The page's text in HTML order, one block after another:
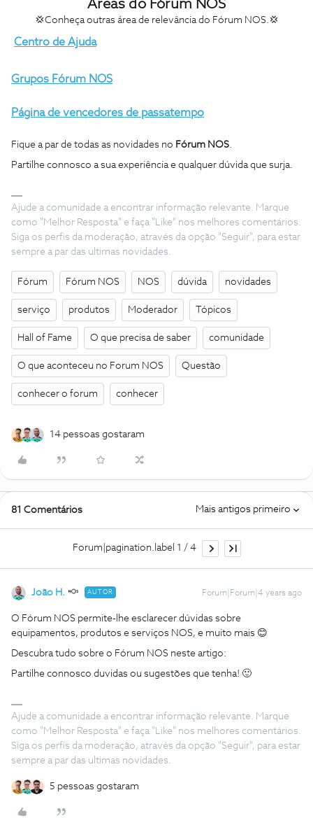
Áreas do Fórum NOS
💢Conheça outras área de relevância do Fórum NOS.💢
Centro de Ajuda
Grupos Fórum NOS
Página de vencedores de passatempo
Fique a par de todas as novidades no Fórum NOS.
Partilhe connosco a sua experiência e qualquer dúvida que surja.
Ajude a comunidade a encontrar informação relevante. Marque
como "Melhor Resposta" e faça "Like" nos melhores comentários.
Siga os perfis da moderação, através da opção "Seguir", para estar
sempre a par das ultimas novidades.
Fórum Fórum NOS NOS dúvida novidades
serviço produtos Moderador Tópicos
Hall of Fame O que precisa de saber comunidade
O que aconteceu no Forum NOS Questão
conhecer o forum conhecer
14 pessoas gostaram
81 Comentários Mais antigos primeiro
Forum|pagination.label 1 / 4
João H. AUTOR Forum|Forum|4 years ago
O Fórum NOS permite-lhe esclarecer dúvidas sobre
equipamentos, produtos e serviços NOS, e muito mais 😊
Descubra tudo sobre o Fórum NOS neste artigo:
Partilhe connosco duvidas ou sugestões que tenha! 🙂
Ajude a comunidade a encontrar informação relevante. Marque
como "Melhor Resposta" e faça "Like" nos melhores comentários.
Siga os perfis da moderação, através da opção "Seguir", para estar
sempre a par das ultimas novidades.
5 pessoas gostaram